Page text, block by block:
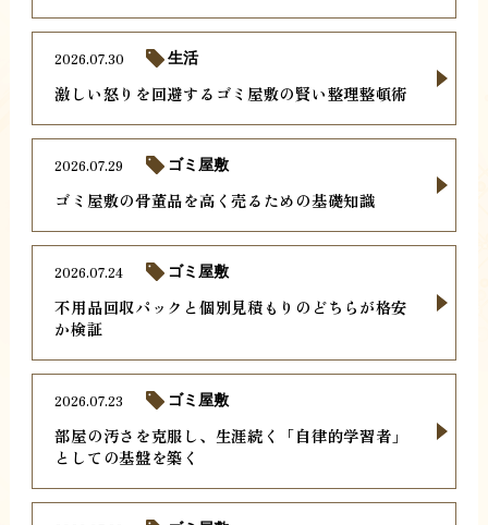
激しい怒りを回避するゴミ屋敷の賢い整理整頓術
2026.07.30 生活
ゴミ屋敷の骨董品を高く売るための基礎知識
2026.07.29 ゴミ屋敷
不用品回収パックと個別見積もりのどちらが格安
か検証
2026.07.24 ゴミ屋敷
部屋の汚さを克服し、生涯続く「自律的学習者」
としての基盤を築く
2026.07.23 ゴミ屋敷